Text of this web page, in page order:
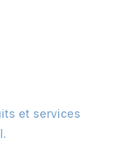
et services